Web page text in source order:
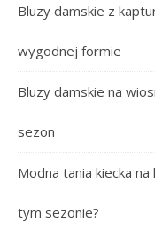
Bluzy damskie z
wygodnej formie
Bluzy damskie na
sezon
Modna tania kiecka
tym sezonie?